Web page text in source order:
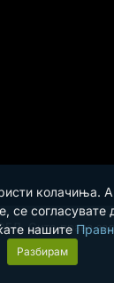
колачиња.
се
нашите
Разбирам
Сите права